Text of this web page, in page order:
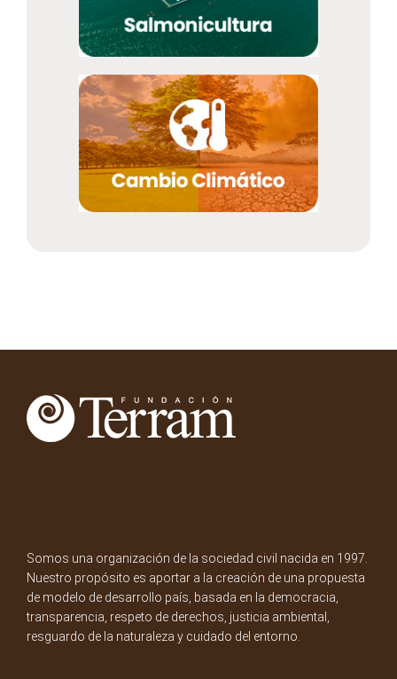
Somos una organización de la sociedad civil nacida en 1997.
Nuestro propósito es aportar a la creación de una propuesta
de modelo de desarrollo país, basada en la democracia,
transparencia, respeto de derechos, justicia ambiental,
resguardo de la naturaleza y cuidado del entorno.